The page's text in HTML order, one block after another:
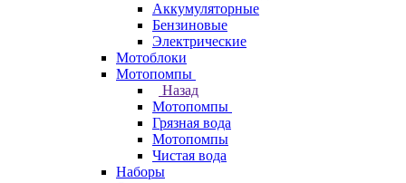
Аккумуляторные
Бензиновые
Электрические
Мотоблоки
Мотопомпы
Назад
Мотопомпы
Грязная вода
Мотопомпы
Чистая вода
Наборы